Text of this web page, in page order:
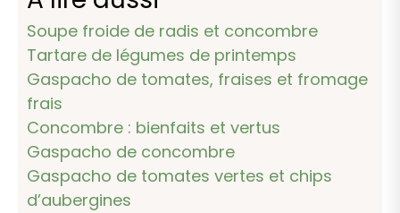
Soupe froide de radis et concombre
Tartare de légumes de printemps
Gaspacho de tomates, fraises et fromage
frais
Concombre : bienfaits et vertus
Gaspacho de concombre
Gaspacho de tomates vertes et chips
d’aubergines